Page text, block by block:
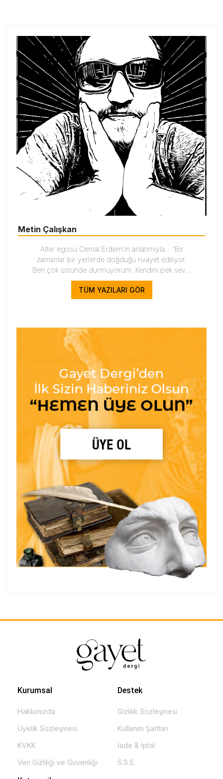
Metin Çalışkan
Alter egosu Cemal Erdem’in anlatımıyla… “Bir
zamanlar bir yerlerde doğduğu rivayet ediliyor.
Ben çok üstünde durmuyorum. Kendini pek sev...
TÜM YAZILARI GÖR
Kurumsal
Hakkımızda
Üyelik Sözleşmesi
KVKK
Veri Gizliliği ve Güvenliği
Destek
Gizlilik Sözleşmesi
Kullanım Şartları
İade & İptal
S.S.S.